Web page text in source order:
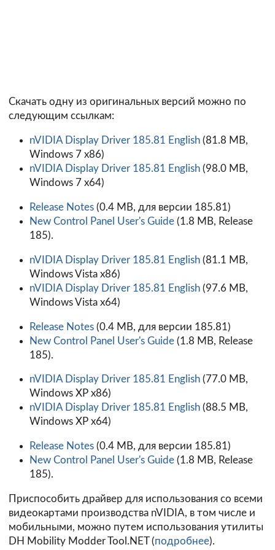
Скачать одну из оригинальных версий можно по
следующим ссылкам:
nVIDIA Display Driver 185.81 English(81.8 MB,
Windows 7 x86)
nVIDIA Display Driver 185.81 English(98.0 MB,
Windows 7 x64)
Release Notes(0.4 MB, для версии 185.81)
New Control Panel User's Guide(1.8 MB, Release
185).
nVIDIA Display Driver 185.81 English(81.1 MB,
Windows Vista x86)
nVIDIA Display Driver 185.81 English(97.6 MB,
Windows Vista x64)
Release Notes(0.4 MB, для версии 185.81)
New Control Panel User's Guide(1.8 MB, Release
185).
nVIDIA Display Driver 185.81 English(77.0 MB,
Windows XP x86)
nVIDIA Display Driver 185.81 English(88.5 MB,
Windows XP x64)
Release Notes(0.4 MB, для версии 185.81)
New Control Panel User's Guide(1.8 MB, Release
185).
Приспособить драйвер для использования со всеми
видеокартами производства nVIDIA, в том числе и
мобильными, можно путем использования утилиты
DH Mobility Modder Tool.NET (подробнее).